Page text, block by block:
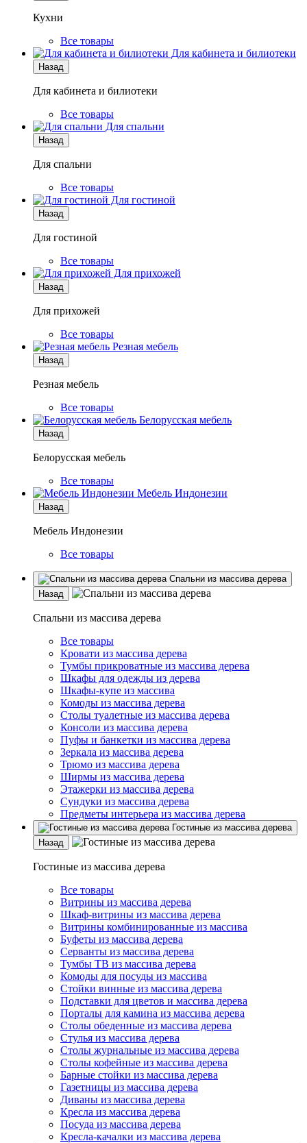
Кухни
Все товары
Для кабинета и билиотеки
Назад
Для кабинета и билиотеки
Все товары
Для спальни
Назад
Для спальни
Все товары
Для гостиной
Назад
Для гостиной
Все товары
Для прихожей
Назад
Для прихожей
Все товары
Резная мебель
Назад
Резная мебель
Все товары
Белорусская мебель
Назад
Белорусская мебель
Все товары
Мебель Индонезии
Назад
Мебель Индонезии
Все товары
Спальни из массива дерева
Назад
Спальни из массива дерева
Все товары
Кровати из массива дерева
Тумбы прикроватные из массива дерева
Шкафы для одежды из дерева
Шкафы-купе из массива
Комоды из массива дерева
Столы туалетные из массива дерева
Консоли из массива дерева
Пуфы и банкетки из массива дерева
Зеркала из массива дерева
Трюмо из массива дерева
Ширмы из массива дерева
Этажерки из массива дерева
Сундуки из массива дерева
Предметы интерьера из массива дерева
Гостиные из массива дерева
Назад
Гостиные из массива дерева
Все товары
Витрины из массива дерева
Шкаф-витрины из массива дерева
Витрины комбинированные из массива
Буфеты из массива дерева
Серванты из массива дерева
Тумбы ТВ из массива дерева
Комоды для посуды из массива
Стойки винные из массива дерева
Подставки для цветов и массива дерева
Порталы для камина из массива дерева
Столы обеденные из массива дерева
Стулья из массива дерева
Столы журнальные из массива дерева
Столы кофейные из массива дерева
Барные стойки из массива дерева
Газетницы из массива дерева
Диваны из массива дерева
Кресла из массива дерева
Посуда из массива дерева
Кресла-качалки из массива дерева